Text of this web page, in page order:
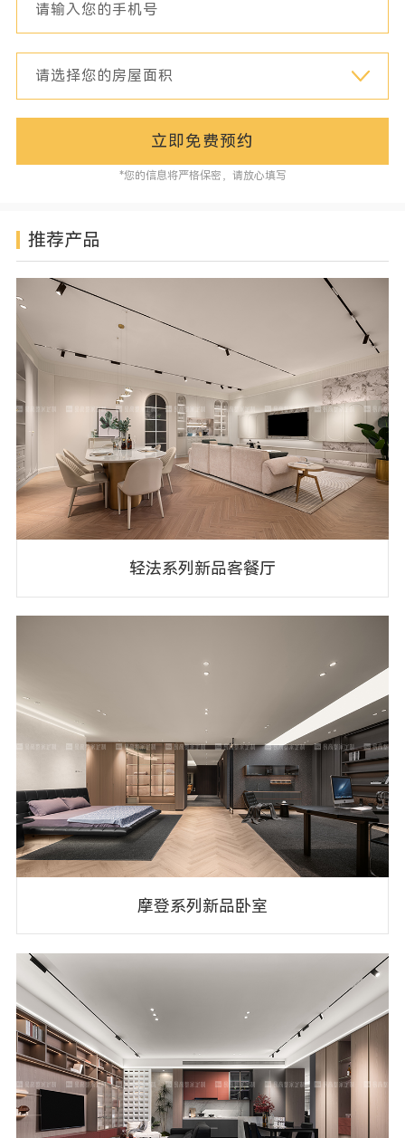
立即免费预约
*您的信息将严格保密，请放心填写
推荐产品
轻法系列新品客餐厅
摩登系列新品卧室